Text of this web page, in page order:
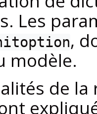
Les
,
modèle.
de